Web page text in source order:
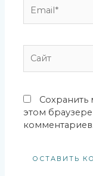
Сохранить
этом
комментариев.